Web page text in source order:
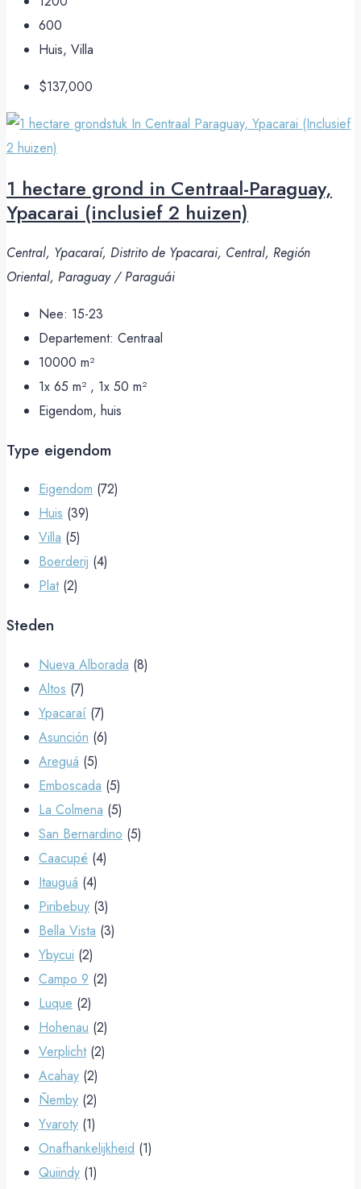
600
Huis, Villa
$137,000
1 hectare grond in Centraal-Paraguay,
Ypacarai (inclusief 2 huizen)
Central, Ypacaraí, Distrito de Ypacarai, Central, Región
Oriental, Paraguay / Paraguái
Nee: 15-23
Departement: Centraal
10000 m²
1x 65 m² , 1x 50 m²
Eigendom, huis
Type eigendom
Eigendom (72)
Huis (39)
Villa (5)
Boerderij (4)
Plat (2)
Steden
Nueva Alborada (8)
Altos (7)
Ypacaraí (7)
Asunción (6)
Areguá (5)
Emboscada (5)
La Colmena (5)
San Bernardino (5)
Caacupé (4)
Itauguá (4)
Piribebuy (3)
Bella Vista (3)
Ybycui (2)
Campo 9 (2)
Luque (2)
Hohenau (2)
Verplicht (2)
Acahay (2)
Ñemby (2)
Yvaroty (1)
Onafhankelijkheid (1)
Quiindy (1)